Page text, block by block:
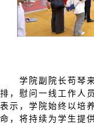
学院副院长苟琴
排，慰问一线工作人
表示，学院始终以培
命，将持续为学生提